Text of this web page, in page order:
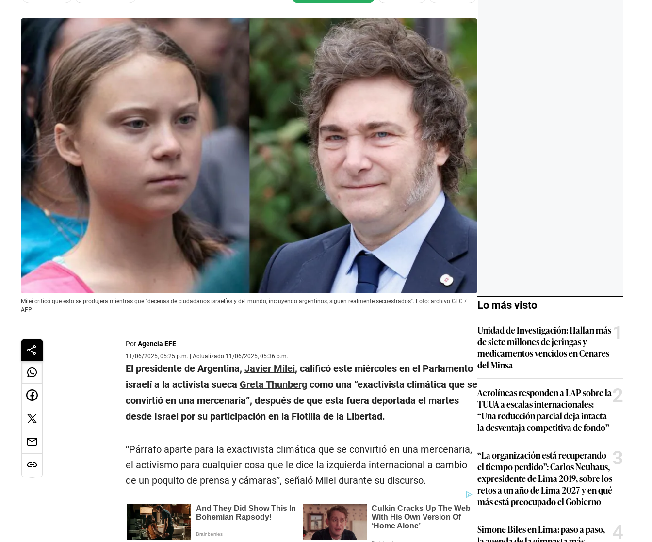
Milei criticó que esto se produjera mientras que "decenas de ciudadanos israelíes y del mundo, incluyendo argentinos, siguen realmente secuestrados". Foto: archivo GEC /
AFP
PorAgencia EFE
11/06/2025, 05:25 p.m. | Actualizado 11/06/2025, 05:36 p.m.
El presidente de Argentina, Javier Milei, calificó este miércoles en el Parlamento
israelí a la activista sueca Greta Thunbergcomo una “exactivista climática que se
convirtió en una mercenaria”, después de que esta fuera deportada el martes
desde Israel por su participación en la Flotilla de la Libertad.
“Párrafo aparte para la exactivista climática que se convirtió en una mercenaria,
el activismo para cualquier cosa que le dice la izquierda internacional a cambio
de un poquito de prensa y cámaras”, señaló Milei durante su discurso.
Lo más visto
Unidad de Investigación: Hallan más
de siete millones de jeringas y
medicamentos vencidos en Cenares
del Minsa
1
Aerolíneas responden a LAP sobre la
TUUA a escalas internacionales:
“Una reducción parcial deja intacta
la desventaja competitiva de fondo”
2
“La organización está recuperando
el tiempo perdido”: Carlos Neuhaus,
expresidente de Lima 2019, sobre los
retos a un año de Lima 2027 y en qué
más está preocupado el Gobierno
3
Simone Biles en Lima: paso a paso,
4